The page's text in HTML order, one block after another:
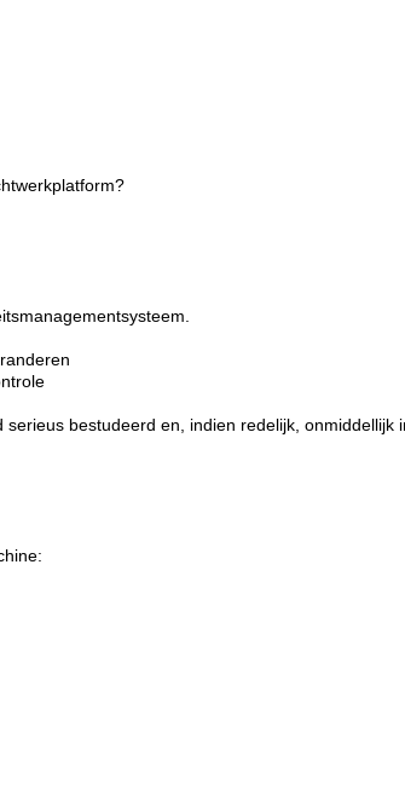
bestudeerd en, indien redelijk, onmiddellijk